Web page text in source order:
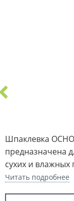
Шпаклевка
предназначена
сухих и
Читать подробнее